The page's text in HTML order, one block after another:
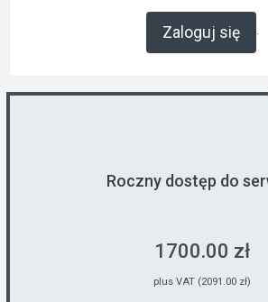
Zaloguj się .
Roczny dostęp do
1700.00 zł
plus VAT (2091.00 zł)